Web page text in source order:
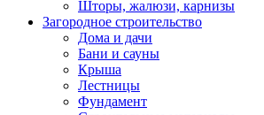
Шторы, жалюзи, карнизы
Загородное строительство
Дома и дачи
Бани и сауны
Крыша
Лестницы
Фундамент